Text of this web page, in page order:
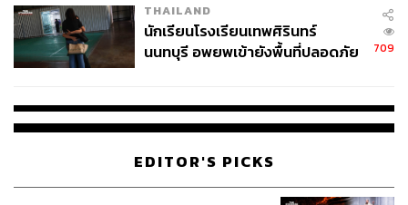
จ่ายหนี้-แอบระบุแบรนด์
THAILAND
นักเรียนโรงเรียนเทพศิรินทร์
นนทบุรี อพยพเข้ายังพื้นที่ปลอดภัย
709
EDITOR'S PICKS